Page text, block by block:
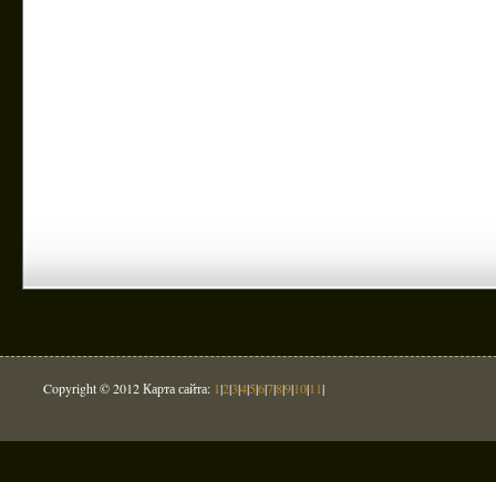
Copyright © 2012 Карта сайта: 1|2|3|4|5|6|7|8|9|10|11|